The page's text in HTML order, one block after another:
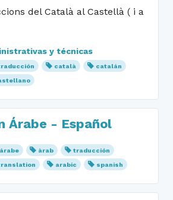
del Català al Castellà ( i a
y técnicas
català
catalán
Árabe - Español
árabe àrab
traducción
arabic spanish